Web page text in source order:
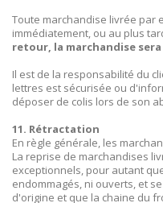
Toute marchandise livrée par
immédiatement, ou au plus
retour, la marchandise
Il est de la responsabilité du
lettres est sécurisée ou
déposer de colis lors de son
11. Rétractation
En règle générale, les
La reprise de marchandises
exceptionnels, pour autant
endommagés, ni ouverts, et
d'origine et que la chaine du